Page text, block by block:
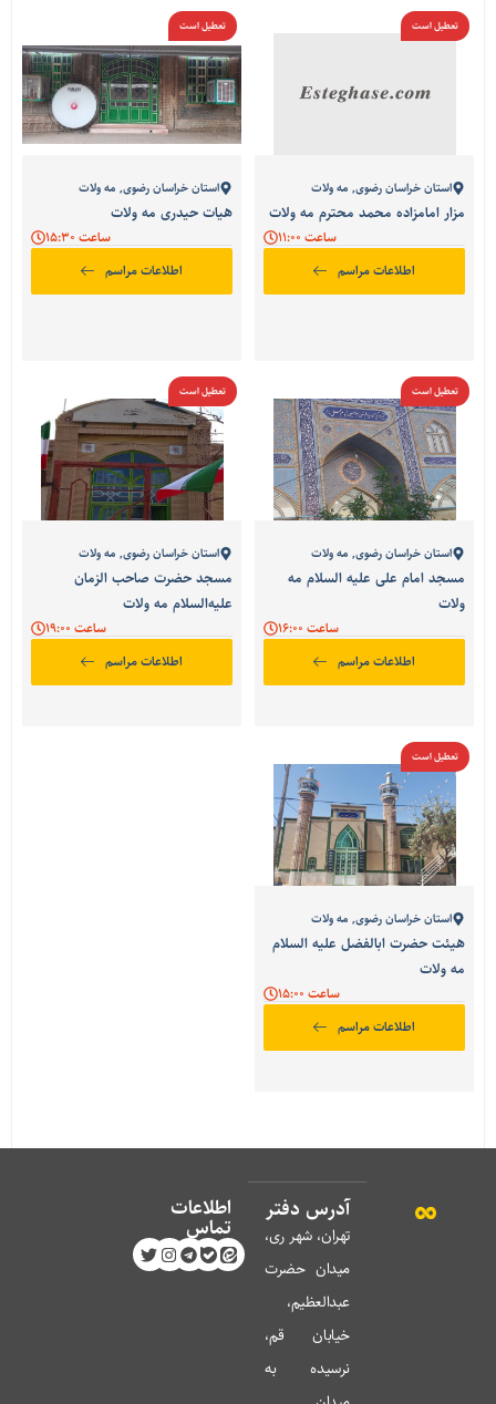
تعطیل است
استان خراسان رضوی,مه ولات
مزار امامزاده محمد محترم مه ولات
ساعت 11:00
اطلاعات مراسم
تعطیل است
استان خراسان رضوی,مه ولات
هیات حیدری مه ولات
ساعت 15:30
اطلاعات مراسم
تعطیل است
استان خراسان رضوی,مه ولات
مسجد امام علی علیه السلام مه
ساعت 16:00
اطلاعات مراسم
تعطیل است
استان خراسان رضوی,مه ولات
مسجد حضرت صاحب الزمان
علیه‌السلام مه ولات
ساعت 19:00
اطلاعات مراسم
تعطیل است
استان خراسان رضوی,مه ولات
هیئت حضرت ابالفضل علیه السلام
مه ولات
ساعت 15:00
اطلاعات مراسم
آدرس دفتر
تهران، شهر ری،
میدان حضرت
عبدالعظیم،
خیابان قم،
نرسیده به
اطلاعات
تماس